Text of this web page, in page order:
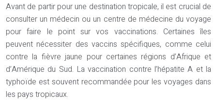
Avant de partir pour une destination tropicale, il est crucial de
consulter un médecin ou un centre de médecine du voyage
pour faire le point sur vos vaccinations. Certaines îles
peuvent nécessiter des vaccins spécifiques, comme celui
contre la fièvre jaune pour certaines régions d’Afrique et
d’Amérique du Sud. La vaccination contre l’hépatite A et la
typhoïde est souvent recommandée pour les voyages dans
les pays tropicaux.